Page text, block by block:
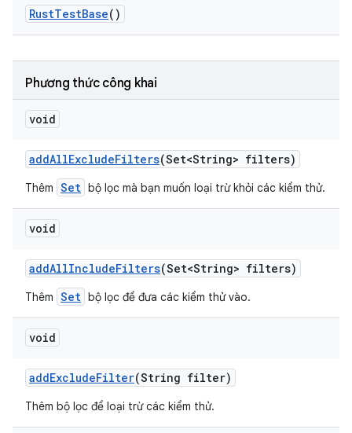
RustTestBase()
Phương thức công khai
void
addAllExcludeFilters(Set<String> filters)
Thêm Set bộ lọc mà bạn muốn loại trừ khỏi các kiểm thử.
void
addAllIncludeFilters(Set<String> filters)
Thêm Set bộ lọc để đưa các kiểm thử vào.
void
addExcludeFilter(String filter)
Thêm bộ lọc để loại trừ các kiểm thử.